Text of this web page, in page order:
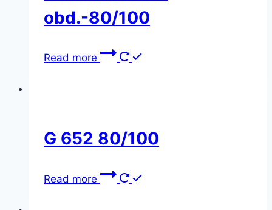
obd.-80/100
Read more
G 652 80/100
Read more